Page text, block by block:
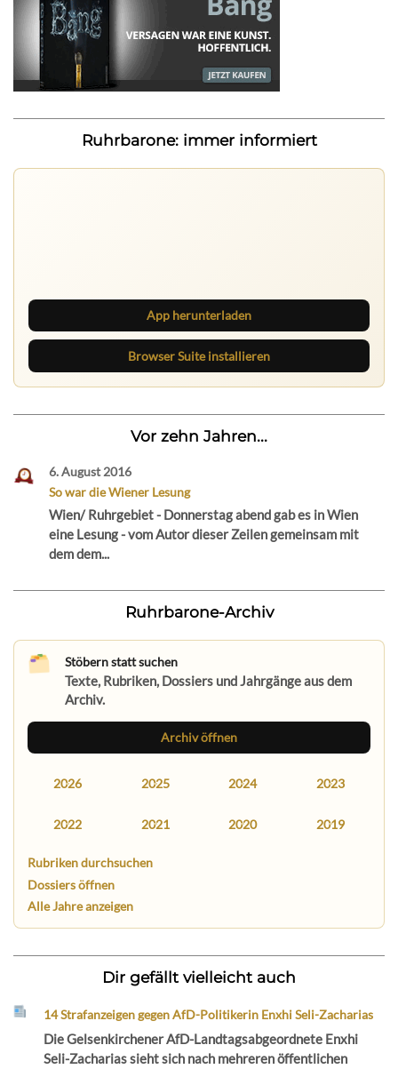
Ruhrbarone: immer informiert
App herunterladen
Browser Suite installieren
Vor zehn Jahren...
6. August 2016
So war die Wiener Lesung
Wien/ Ruhrgebiet - Donnerstag abend gab es in Wien
eine Lesung - vom Autor dieser Zeilen gemeinsam mit
dem dem...
Ruhrbarone-Archiv
Stöbern statt suchen
Texte, Rubriken, Dossiers und Jahrgänge aus dem
Archiv.
Archiv öffnen
2026 2025 2024 2023
2022 2021 2020 2019
Rubriken durchsuchen
Dossiers öffnen
Alle Jahre anzeigen
Dir gefällt vielleicht auch
14 Strafanzeigen gegen AfD-Politikerin Enxhi Seli-Zacharias
Die Gelsenkirchener AfD-Landtagsabgeordnete Enxhi
Seli-Zacharias sieht sich nach mehreren öffentlichen